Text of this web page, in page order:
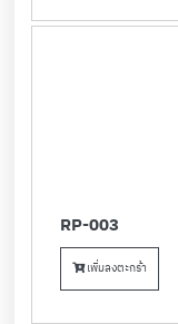
RP-003
เพิ่มลงตะกร้า